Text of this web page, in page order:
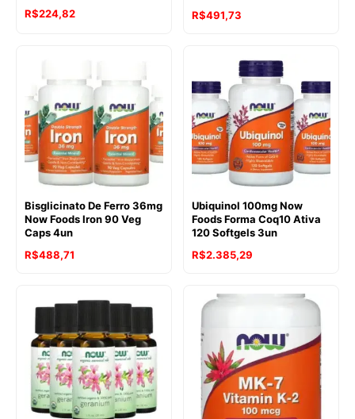
R$224,82
R$491,73
Bisglicinato De Ferro 36mg
Now Foods Iron 90 Veg
Caps 4un
R$488,71
Ubiquinol 100mg Now
Foods Forma Coq10 Ativa
120 Softgels 3un
R$2.385,29